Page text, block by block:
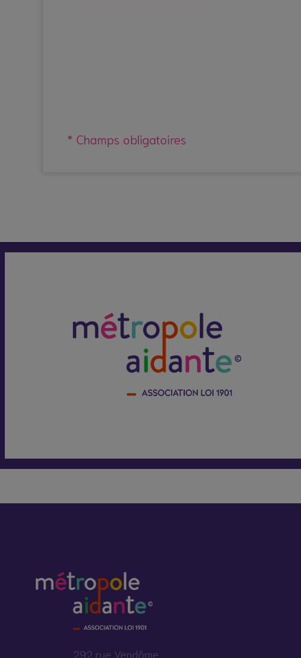
* Champs obligatoires
292 rue Vendôme